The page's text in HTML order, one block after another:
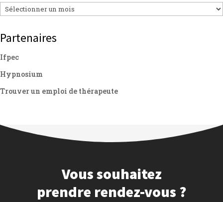
Archives
Partenaires
Ifpec
Hypnosium
Trouver un emploi de thérapeute
Vous souhaitez
prendre rendez-vous ?